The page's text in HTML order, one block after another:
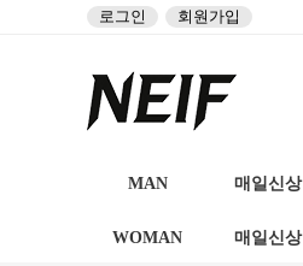
로그인 회원가입
MAN 매일신상
WOMAN 매일신상